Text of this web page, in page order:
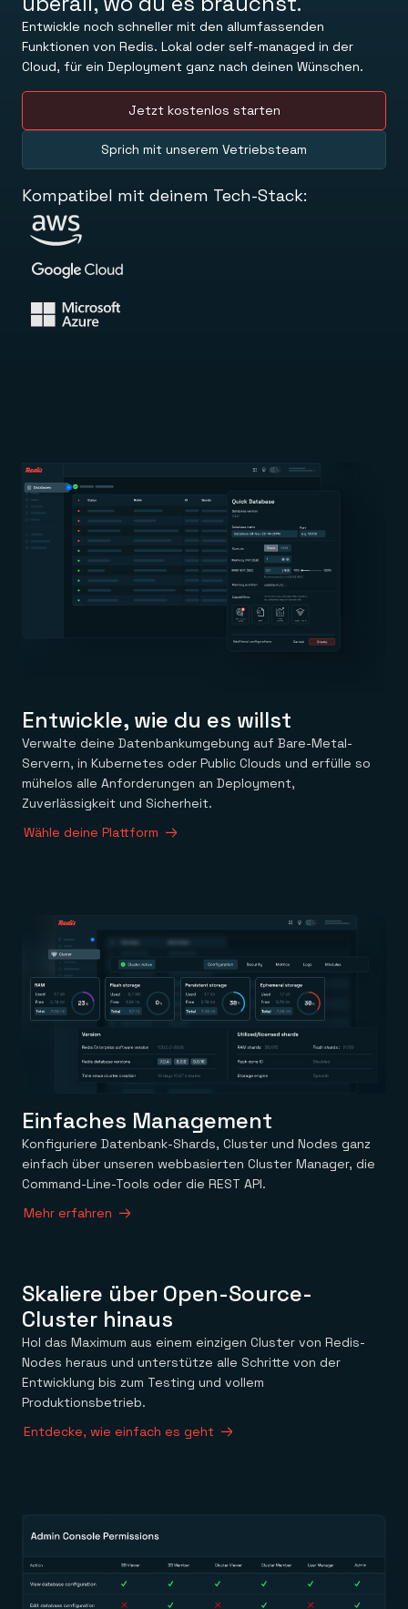
Managed Memory, das State und Kontext dauerhaft
speichert.
Redis Open Source
In-memory database for caching & streaming.
Redis LangCache
Redis Data Integration
REDIS HERUNTERLADEN
Befehle
Schnellstart
Anleitungen
Wissensdatenbank
Blog
Veröffentlichungen
SO FUNKTIONIERT’S
Try Free
Anmeldung
Entwickle noch schneller mit den allumfassenden
Funktionen von Redis. Lokal oder self-managed in der
Cloud, für ein Deployment ganz nach deinen Wünschen.
Jetzt kostenlos starten
Sprich mit unserem Vetriebsteam
Kompatibel mit deinem Tech-Stack:
Entwickle, wie du es willst
Verwalte deine Datenbankumgebung auf Bare-Metal-
Servern, in Kubernetes oder Public Clouds und erfülle so
mühelos alle Anforderungen an Deployment,
Zuverlässigkeit und Sicherheit.
Wähle deine Plattform
Einfaches Management
Konfiguriere Datenbank-Shards, Cluster und Nodes ganz
einfach über unseren webbasierten Cluster Manager, die
Command-Line-Tools oder die REST API.
Mehr erfahren
Skaliere über Open-Source-
Cluster hinaus
Hol das Maximum aus einem einzigen Cluster von Redis-
Nodes heraus und unterstütze alle Schritte von der
Entwicklung bis zum Testing und vollem
Produktionsbetrieb.
Entdecke, wie einfach es geht